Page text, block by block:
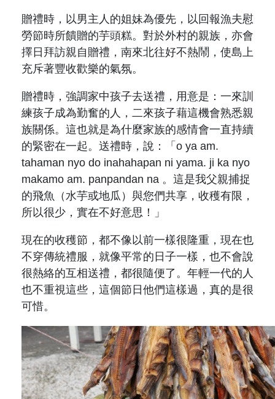
贈禮時，以男主人的姐妹為優先，以回報漁夫慰
勞節時所饋贈的芋頭糕。對於外村的親族，亦會
擇日拜訪親自贈禮，南來北往好不熱鬧，使島上
充斥著豐收歡樂的氣氛。
贈禮時，強調家中孩子去送禮，用意是：一來訓
練孩子成為勤奮的人，二來孩子藉這機會熟悉親
族關係。這也就是為什麼家族的感情會一直持續
的緊密在一起。送禮時，說：「o ya am.
tahaman nyo do inahahapan ni yama. ji ka nyo
makamo am. panpandan na 。這是我父親捕捉
的飛魚（水芋或地瓜 ）與您們共享，收穫有限，
所以很少，實在不好意思！」
現在的收穫節，都不像以前一樣很隆重，現在也
不穿傳統禮服，就像平常的日子一樣，也不會說
很熱絡的互相送禮，都很隨便了。年輕一代的人
也不重視這些，這個節日他們這樣過，真的是很
可惜。